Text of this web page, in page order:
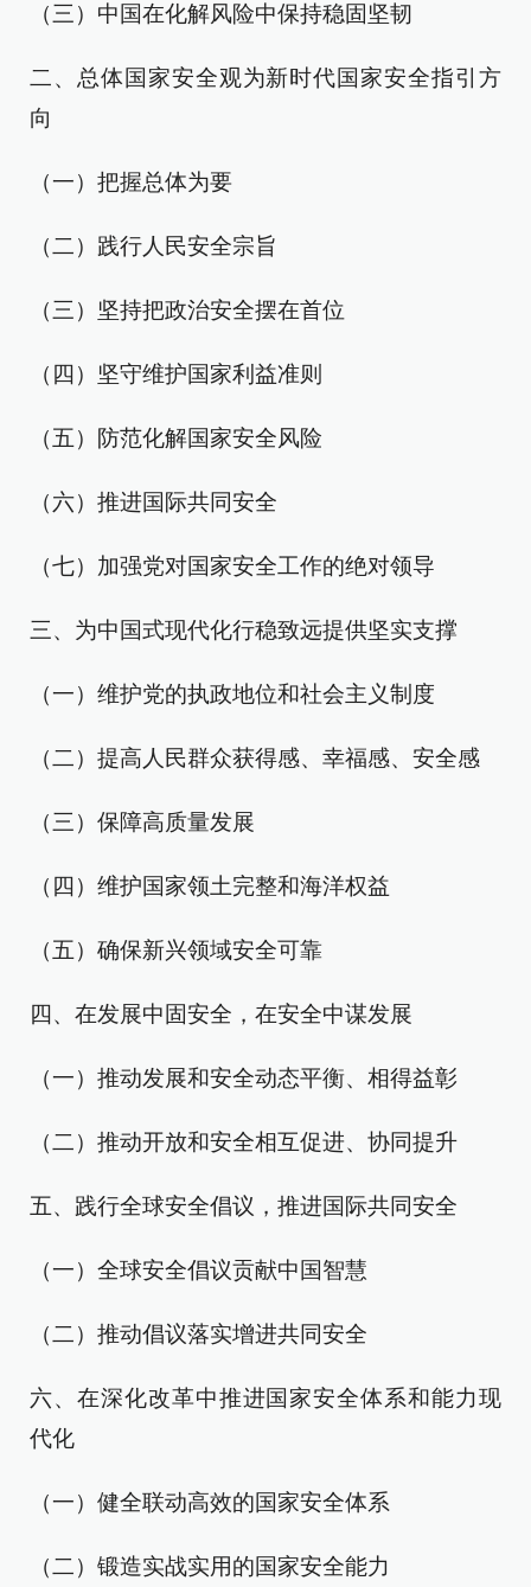
（三）中国在化解风险中保持稳固坚韧
二、总体国家安全观为新时代国家安全指引方
向
（一）把握总体为要
（二）践行人民安全宗旨
（三）坚持把政治安全摆在首位
（四）坚守维护国家利益准则
（五）防范化解国家安全风险
（六）推进国际共同安全
（七）加强党对国家安全工作的绝对领导
三、为中国式现代化行稳致远提供坚实支撑
（一）维护党的执政地位和社会主义制度
（二）提高人民群众获得感、幸福感、安全感
（三）保障高质量发展
（四）维护国家领土完整和海洋权益
（五）确保新兴领域安全可靠
四、在发展中固安全，在安全中谋发展
（一）推动发展和安全动态平衡、相得益彰
（二）推动开放和安全相互促进、协同提升
五、践行全球安全倡议，推进国际共同安全
（一）全球安全倡议贡献中国智慧
（二）推动倡议落实增进共同安全
六、在深化改革中推进国家安全体系和能力现
代化
（一）健全联动高效的国家安全体系
（二）锻造实战实用的国家安全能力